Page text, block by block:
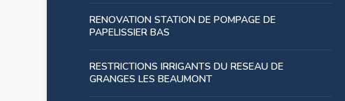
RENOVATION STATION DE POMPAGE DE
PAPELISSIER BAS
RESTRICTIONS IRRIGANTS DU RESEAU DE
GRANGES LES BEAUMONT